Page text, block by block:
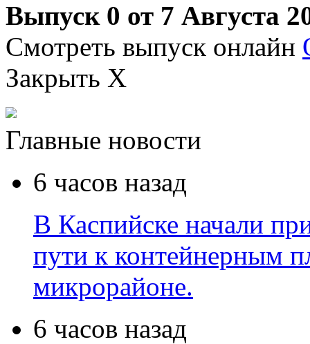
Выпуск 0 от 7 Августа
Смотреть выпуск онлайн
Закрыть X
Главные новости
6 часов назад
В Каспийске начали
пути к контейнерным
микрорайоне.
6 часов назад